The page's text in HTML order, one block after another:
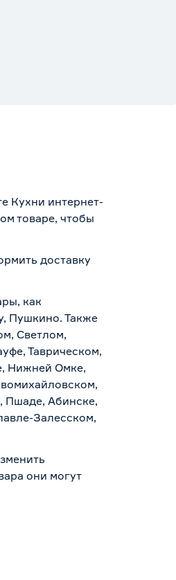
Кухни интернет-
товаре, чтобы
доставку
как
Пушкино. Также
Светлом,
Таврическом,
Нижней Омке,
Пшаде, Абинске,
Залесском,
они могут